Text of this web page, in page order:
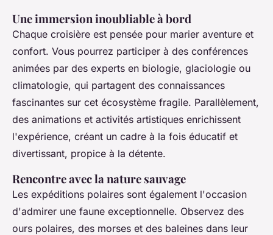
Une immersion inoubliable à bord
Chaque croisière est pensée pour marier aventure et
confort. Vous pourrez participer à des conférences
animées par des experts en biologie, glaciologie ou
climatologie, qui partagent des connaissances
fascinantes sur cet écosystème fragile. Parallèlement,
des animations et activités artistiques enrichissent
l'expérience, créant un cadre à la fois éducatif et
divertissant, propice à la détente.
Rencontre avec la nature sauvage
Les expéditions polaires sont également l'occasion
d'admirer une faune exceptionnelle. Observez des
ours polaires, des morses et des baleines dans leur